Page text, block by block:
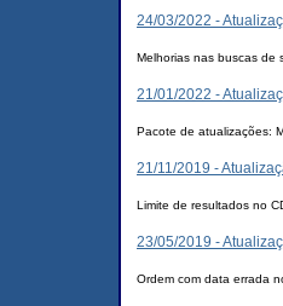
24/03/2022 -
Melhorias nas buscas de
21/01/2022 -
Pacote de atualizações:
21/11/2019 -
Limite de resultados no
23/05/2019 -
Ordem com data errada